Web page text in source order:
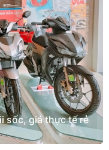
sốc, giá thực tế rẻ